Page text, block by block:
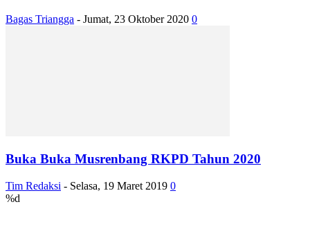
Bagas Triangga - Jumat, 23 Oktober 2020 0
Buka Buka Musrenbang RKPD Tahun 2020
Tim Redaksi - Selasa, 19 Maret 2019 0
%d